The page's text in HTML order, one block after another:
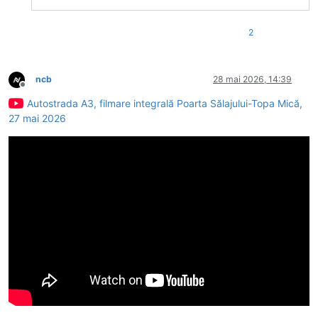
2
Deconectat
ncb 28 mai 2026, 14:39
Autostrada A3, filmare integrală Poarta Sălajului-Topa Mică,
27 mai 2026